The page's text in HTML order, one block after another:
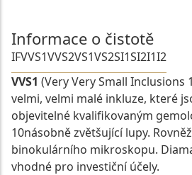
Informace o čistotě
IFVVS1VVS2VS1VS2SI1SI2I1I2
VVS1 (Very Very Small Inclusions
velmi, velmi malé inkluze, které
objevitelné kvalifikovaným
10násobně zvětšující lupy.
binokulárního mikroskopu.
vhodné pro investiční účely.